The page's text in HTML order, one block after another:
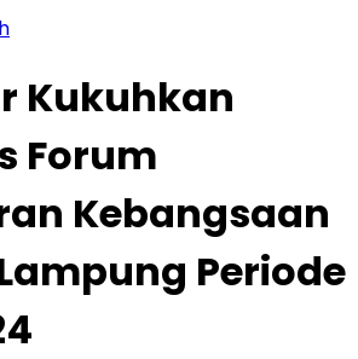
Kukuhkan
Forum
Kebangsaan
Periode